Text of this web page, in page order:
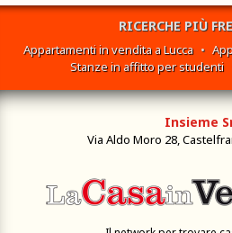
RICERCHE PIÙ
Appartamenti in vendita a Lucca •
Stanze in affitto per studenti
Insieme
Via Aldo Moro 28,